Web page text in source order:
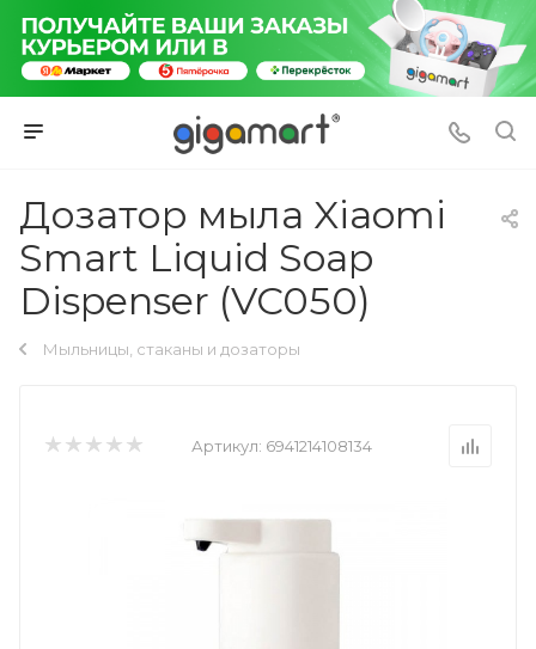
Дозатор мыла Xiaomi
Smart Liquid Soap
Dispenser (VC050)
Мыльницы, стаканы и дозаторы
Артикул: 6941214108134